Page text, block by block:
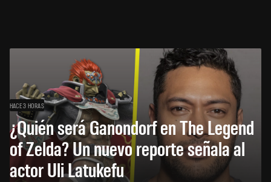
HACE 3 HORAS
¿Quién será Ganondorf en The Legend
of Zelda? Un nuevo reporte señala al
actor Uli Latukefu